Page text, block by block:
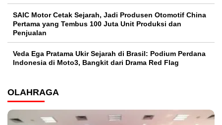
SAIC Motor Cetak Sejarah, Jadi Produsen Otomotif China
Pertama yang Tembus 100 Juta Unit Produksi dan
Penjualan
Veda Ega Pratama Ukir Sejarah di Brasil: Podium Perdana
Indonesia di Moto3, Bangkit dari Drama Red Flag
OLAHRAGA